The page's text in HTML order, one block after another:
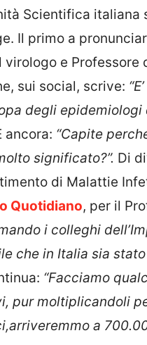
Scientifica italiana
Il primo a
e Professore
sui social, scrive:
degli
ancora: “Capite
significato?”. Di
di Malattie
Quotidiano, per il
i colleghi
che in Italia sia
“Facciamo
pur moltiplicandoli
a